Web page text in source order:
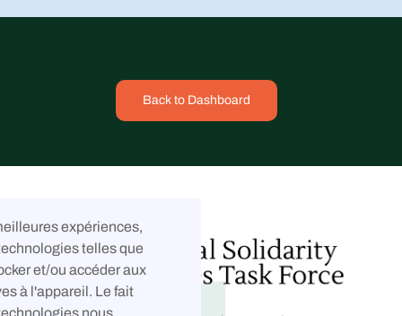
expériences,
telles que
et/ou accéder aux
à l'appareil. Le fait
nous
Back to Dashboard